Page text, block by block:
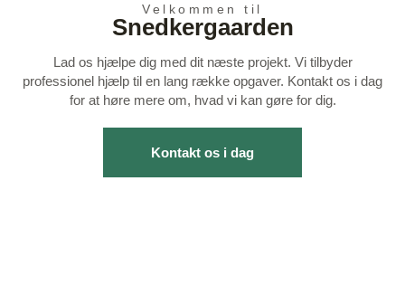
Velkommen til
Snedkergaarden
Lad os hjælpe dig med dit næste projekt. Vi tilbyder
professionel hjælp til en lang række opgaver. Kontakt os i dag
for at høre mere om, hvad vi kan gøre for dig.
Kontakt os i dag